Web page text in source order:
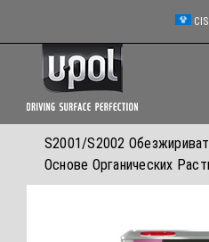
content
CIS
S2001/S2002
Основе Органических